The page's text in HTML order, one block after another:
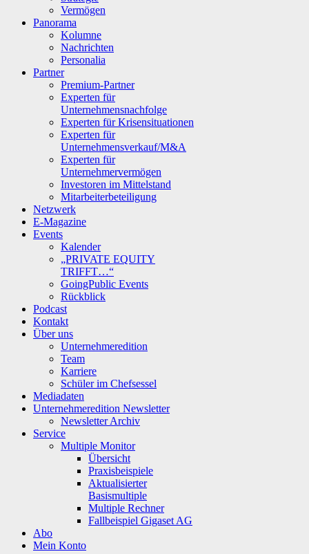
Vermögen
Panorama
Kolumne
Nachrichten
Personalia
Partner
Premium-Partner
Experten für
Unternehmensnachfolge
Experten für Krisensituationen
Experten für
Unternehmensverkauf/M&A
Experten für
Unternehmervermögen
Investoren im Mittelstand
Mitarbeiterbeteiligung
Netzwerk
E-Magazine
Events
Kalender
„PRIVATE EQUITY
TRIFFT…“
GoingPublic Events
Rückblick
Podcast
Kontakt
Über uns
Unternehmeredition
Team
Karriere
Schüler im Chefsessel
Mediadaten
Unternehmeredition Newsletter
Newsletter Archiv
Service
Multiple Monitor
Übersicht
Praxisbeispiele
Aktualisierter
Basismultiple
Multiple Rechner
Fallbeispiel Gigaset AG
Abo
Mein Konto